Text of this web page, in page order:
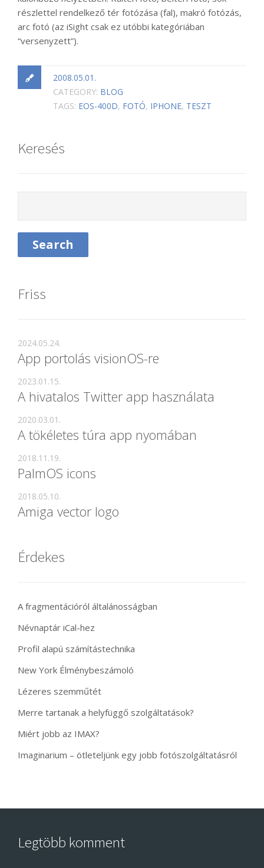
részlettel rendelkező tér fotózása (fal), makró fotózás,
arc fotó (az iSight csak ez utóbbi kategóriában
“versenyzett”).
2008.05.01.
CATEGORY: BLOG
TAGS: EOS-400D, FOTÓ, IPHONE, TESZT
Keresés
Friss
App portolás visionOS-re
2024.05.24.
A hivatalos Twitter app használata
2023.01.15.
A tökéletes túra app nyomában
2020.03.01.
PalmOS icons
2018.11.19.
Amiga vector logo
2018.05.10.
Érdekes
A fragmentációról általánosságban
Névnaptár iCal-hez
Profil alapú számítástechnika
New York Élménybeszámoló
Lézeres szemműtét
Merre tartanak a helyfüggő szolgáltatások?
Miért jobb az IMAX?
Imaginarium – ötleteljünk egy jobb fotószolgáltatásról
Legtöbb komment